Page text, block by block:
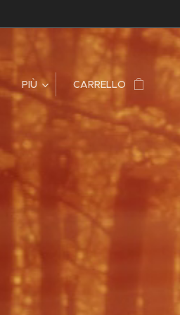
PIÙ CARRELLO